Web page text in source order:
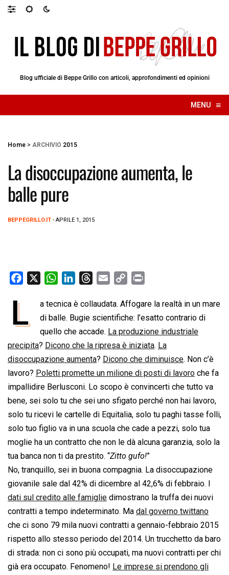
Blog ufficiale di Beppe Grillo con articoli, approfondimenti ed opinioni
MENU ≡
☰
Home > ARCHIVIO 2015
La disoccupazione aumenta, le
balle pure
BEPPEGRILLO.IT - APRILE 1, 2015
o
o
k
W
a
s
A
p
p
n
k
e
d
I
n
r
e
a
d
s
a
i
l
p
y
L
n
k
i
n
t
L
a tecnica è collaudata. Affogare la realtà in un mare
di balle. Bugie scientifiche: l’esatto contrario di
quello che accade. La produzione industriale
precipita? Dicono che la ripresa è iniziata. La
disoccupazione aumenta? Dicono che diminuisce. Non c’è
lavoro? Poletti promette un milione di posti di lavoro che fa
impallidire Berlusconi. Lo scopo è convincerti che tutto va
bene, sei solo tu che sei uno sfigato perché non hai lavoro,
solo tu ricevi le cartelle di Equitalia, solo tu paghi tasse folli,
solo tuo figlio va in una scuola che cade a pezzi, solo tua
moglie ha un contratto che non le dà alcuna garanzia, solo la
tua banca non ti da prestito. “Zitto gufo!”
No, tranquillo, sei in buona compagnia. La disoccupazione
giovanile sale dal 42% di dicembre al 42,6% di febbraio. I
dati sul credito alle famiglie dimostrano la truffa dei nuovi
contratti a tempo indeterminato. Ma dal governo twittano
che ci sono 79 mila nuovi contratti a gennaio-febbraio 2015
rispetto allo stesso periodo del 2014. Un trucchetto da baro
di strada: non ci sono più occupati, ma nuovi contratti per chi
già era occupato. Fenomeno! Le imprese si prendono gli